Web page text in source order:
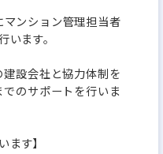
ンション管理担当者
います。
設会社と協力体制を
のサポートを行いま
ます】